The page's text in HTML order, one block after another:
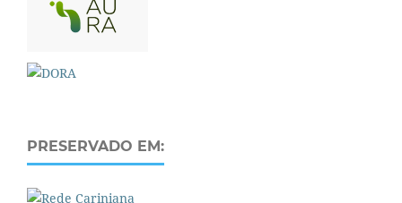
PRESERVADO EM: